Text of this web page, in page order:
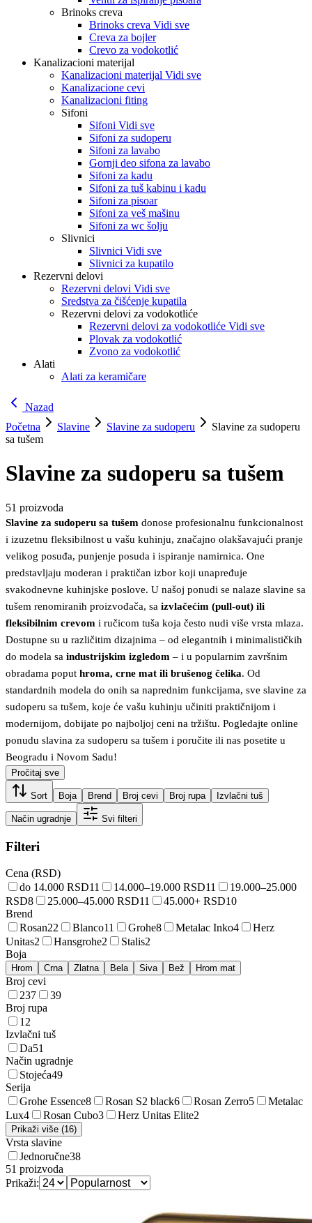
Brinoks creva
Brinoks creva Vidi sve
Creva za bojler
Crevo za vodokotlić
Kanalizacioni materijal
Kanalizacioni materijal Vidi sve
Kanalizacione cevi
Kanalizacioni fiting
Sifoni
Sifoni Vidi sve
Sifoni za sudoperu
Sifoni za lavabo
Gornji deo sifona za lavabo
Sifoni za kadu
Sifoni za tuš kabinu i kadu
Sifoni za pisoar
Sifoni za veš mašinu
Sifoni za wc šolju
Slivnici
Slivnici Vidi sve
Slivnici za kupatilo
Rezervni delovi
Rezervni delovi Vidi sve
Sredstva za čišćenje kupatila
Rezervni delovi za vodokotliće
Rezervni delovi za vodokotliće Vidi sve
Plovak za vodokotlić
Zvono za vodokotlić
Alati
Alati za keramičare
Nazad
Početna
Slavine Slavine za sudoperu
Slavine za sudoperu
sa tušem
Slavine za sudoperu sa tušem
51 proizvoda
Slavine za sudoperu sa tušem donose profesionalnu funkcionalnost
i izuzetnu fleksibilnost u vašu kuhinju, značajno olakšavajući pranje
velikog posuđa, punjenje posuda i ispiranje namirnica. One
predstavljaju moderan i praktičan izbor koji unapređuje
svakodnevne kuhinjske poslove. U našoj ponudi se nalaze slavine sa
tušem renomiranih proizvođača, sa izvlačećim (pull-out) ili
fleksibilnim crevom i ručicom tuša koja često nudi više vrsta mlaza.
Dostupne su u različitim dizajnima – od elegantnih i minimalističkih
do modela sa industrijskim izgledom – i u popularnim završnim
obradama poput hroma, crne mat ili brušenog čelika. Od
standardnih modela do onih sa naprednim funkcijama, sve slavine za
sudoperu sa tušem, koje će vašu kuhinju učiniti praktičnijom i
modernijom, dobijate po najboljoj ceni na tržištu. Pogledajte online
ponudu slavina za sudoperu sa tušem i poručite ili nas posetite u
Beogradu i Novom Sadu!
Pročitaj sve
Sort Boja Brend Broj cevi Broj rupa Izvlačni tuš
Način ugradnje Svi filteri
Filteri
Cena (RSD)
do 14.000 RSD11 14.000–19.000 RSD11
19.000–25.000
RSD8 25.000–45.000 RSD11 45.000+ RSD10
Brend
Rosan22 Blanco11 Grohe8 Metalac Inko4
Herz
Unitas2 Hansgrohe2 Stalis2
Boja
Hrom Crna Zlatna Bela Siva Bež Hrom mat
Broj cevi
237 39
Broj rupa
1 2
Izvlačni tuš
Da51
Način ugradnje
Stojeća49
Serija
Grohe Essence8 Rosan S2 black6 Rosan Zerro5
Metalac
Lux4 Rosan Cubo3 Herz Unitas Elite2
Prikaži više (16)
Vrsta slavine
Jednoručne38
51 proizvoda
Prikaži: